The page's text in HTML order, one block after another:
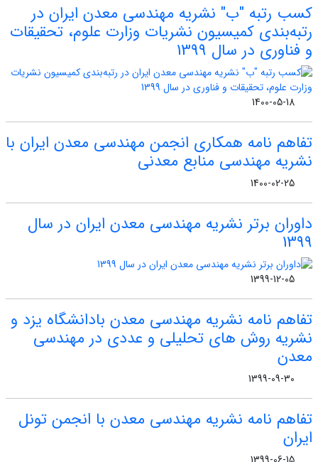
کسب رتبه "ب" نشریه مهندسی معدن ایران در
رتبه‌بندی کمیسیون نشریات وزارت علوم، تحقیقات
و فناوری در سال 1399
1400-05-18
تفاهم نامه همکاری انجمن مهندسی معدن ایران با
نشریه مهندسی منابع معدنی
1400-02-25
داوران برتر نشریه مهندسی معدن ایران در سال
1399
1399-12-05
تفاهم نامه نشریه مهندسی معدن بادانشگاه یزد و
نشریه روش های تحلیلی و عددی در مهندسی
معدن
1399-09-30
تفاهم نامه نشریه مهندسی معدن با انجمن تونل
ایران